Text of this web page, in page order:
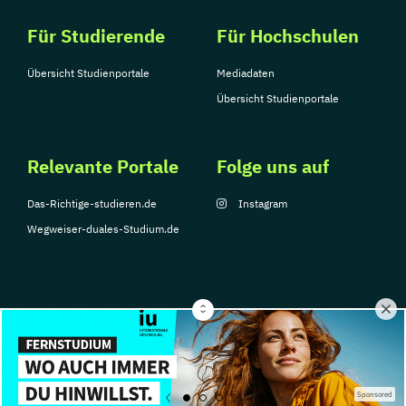
Sponsored
Traumafachberater/-in
Veterinärakupunktur für Kleintiere
Veterinärakupunktur für Kleintiere und
Veterinärheilpflanzenkunde
Für Studierende
Übersicht Studienportale
Für Hochschulen
Mediadaten
Übersicht Studienportale
Relevante Portale
Das-Richtige-studieren.de
Wegweiser-duales-Studium.de
Folge uns auf
Instagram
© Copyright 2026, TarGroup Media GmbH
Impressum
Über
uns
Datenschutzerklärung Nutzungsbedingungen